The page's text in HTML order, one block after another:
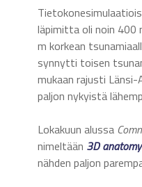
läpimitta oli noin
m korkean
synnytti toisen
mukaan rajusti
paljon nykyistä
Lokakuun alussa
nimeltään 3D
nähden paljon